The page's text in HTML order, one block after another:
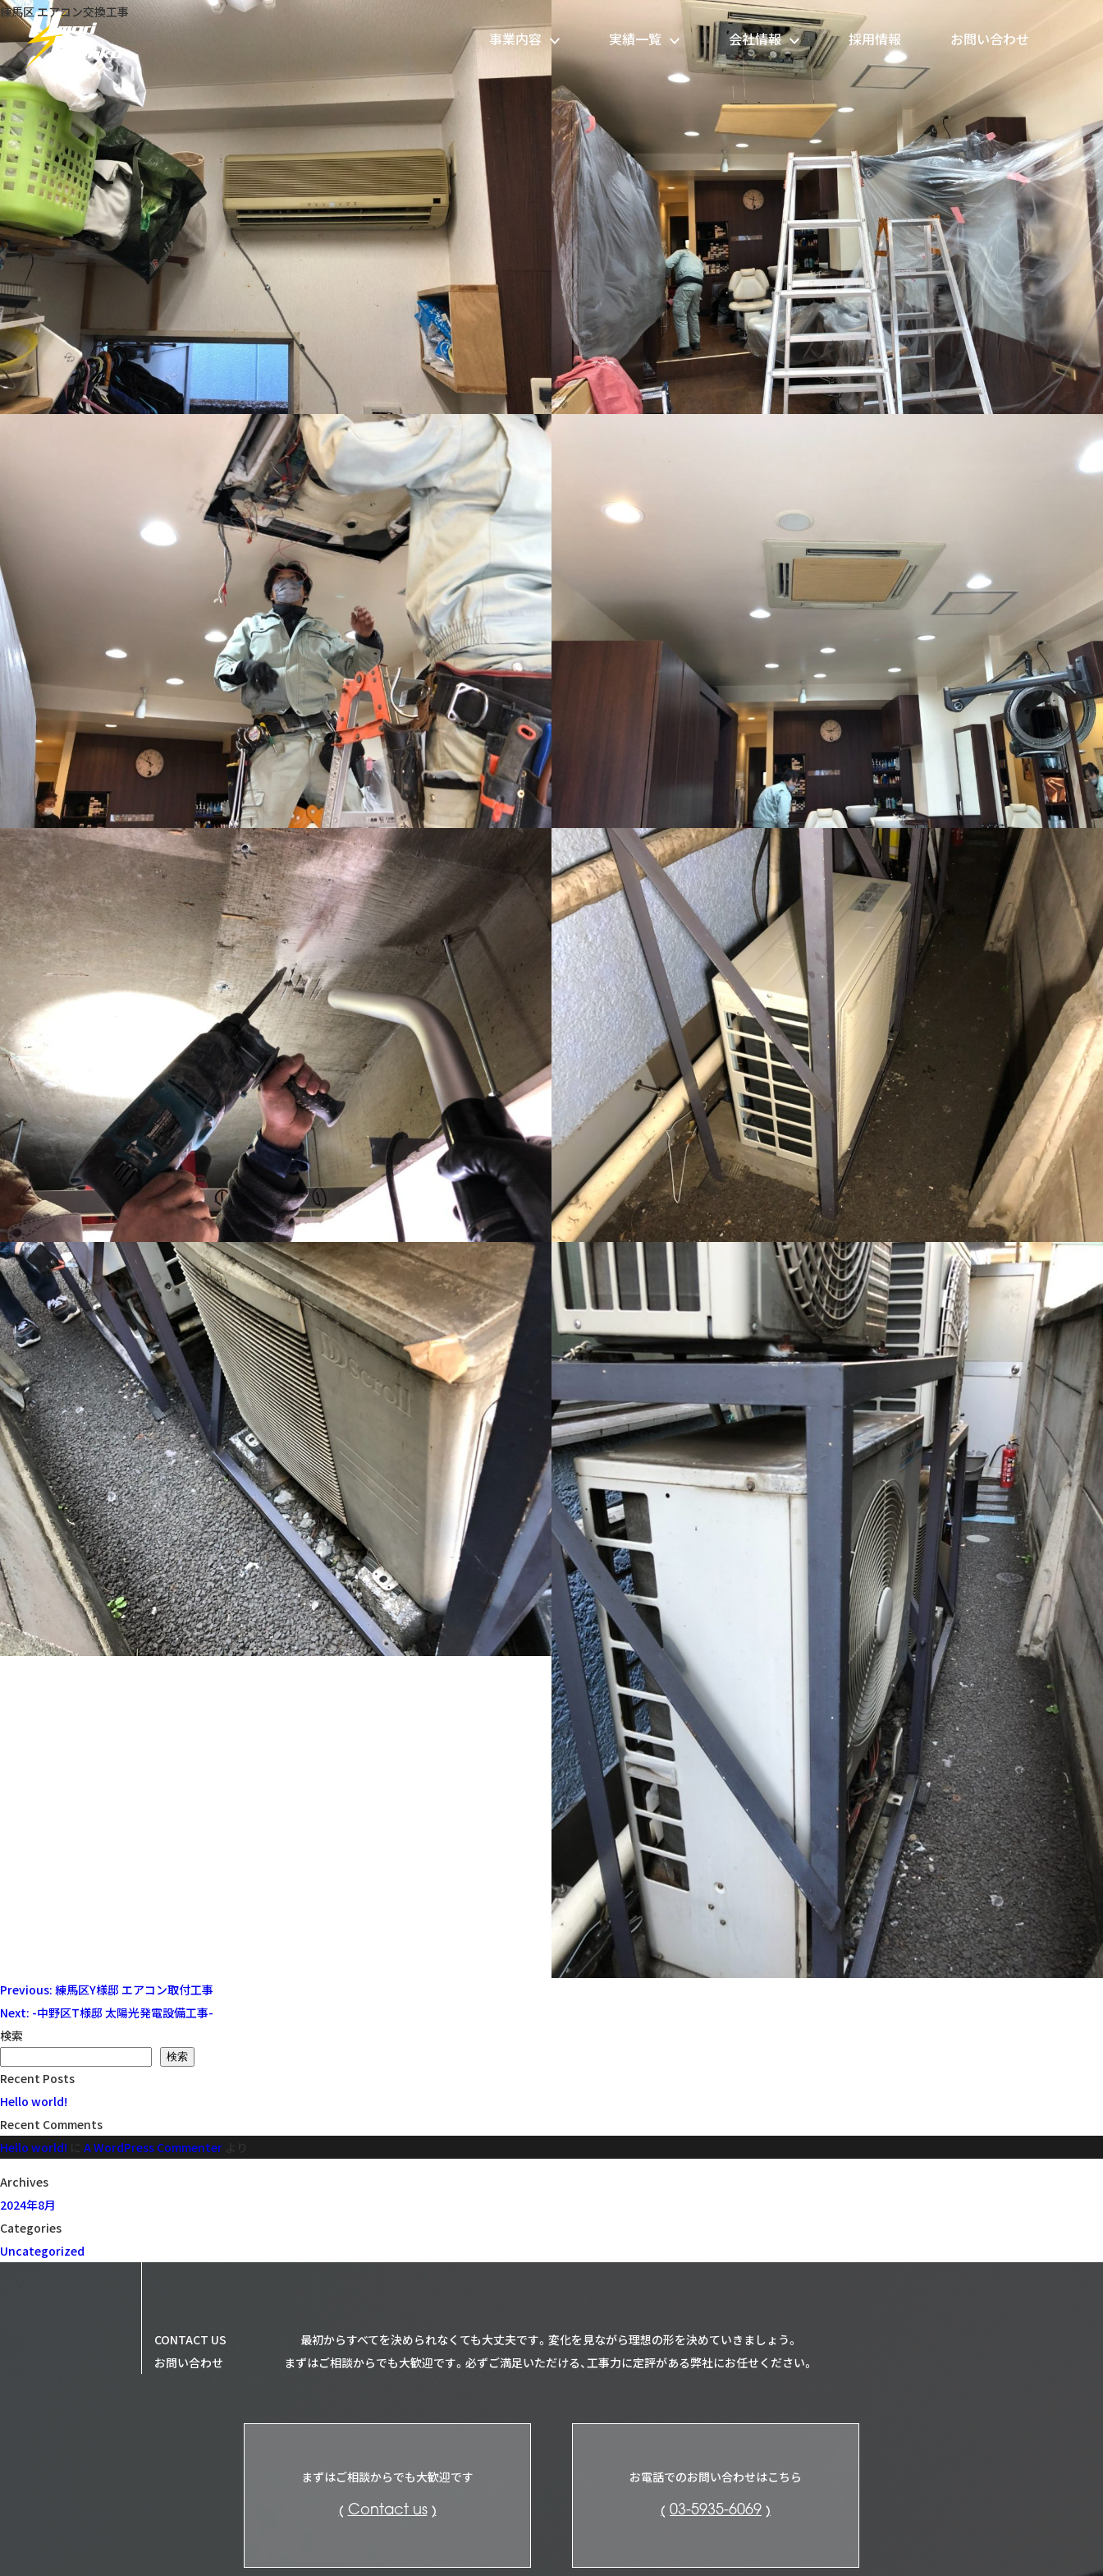
事業内容 実績一覧 会社情報 採用情報 お問い合わせ
練馬区 エアコン交換工事
投
稿
ナ
ゲ
ー
シ
ョ
Previous: 練馬区Y様邸 エアコン取付工事
Next: -中野区T様邸 太陽光発電設備工事-
検索
検索
Recent Posts
Hello world!
Recent Comments
Hello world! に A WordPress Commenter より
Archives
2024年8月
Categories
Uncategorized
CONTACT US
お問い合わせ
最初からすべてを決められなくても大丈夫です。 変化を見ながら理想の形を決めていきましょう。
まずはご相談からでも大歓迎です。 必ずご満足いただける、工事力に定評がある弊社にお任せください。
まずはご相談からでも大歓迎です
Contact us
お電話でのお問い合わせはこちら
03-5935-6069